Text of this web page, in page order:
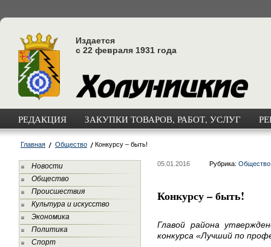
Издается
с 22 февраля 1931 года
РЕДАКЦИЯ ЗАКУПКИ ТОВАРОВ, РАБОТ, УСЛУГ
Главная Общество Конкурсу – быть!
Новости
Общество
Происшествия
Культура и искусство
Экономика
Политика
Спорт
05.01.2016 Рубрика: Общество
Конкурсу – быть!
Главой района
конкурса «Лучший по